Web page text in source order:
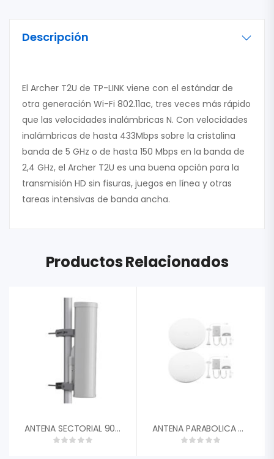
Descripción
El Archer T2U de TP-LINK viene con el estándar de
otra generación Wi-Fi 802.11ac, tres veces más rápido
que las velocidades inalámbricas N. Con velocidades
inalámbricas de hasta 433Mbps sobre la cristalina
banda de 5 GHz o de hasta 150 Mbps en la banda de
2,4 GHz, el Archer T2U es una buena opción para la
transmisión HD sin fisuras, juegos en línea y otras
tareas intensivas de banda ancha.
Productos Relacionados
ANTENA SECTORIAL 90-120 GRADOS 18DBI 4.9-5.97 GHZ 35DB CAMBIUM NETWORKS APMP5FA 2X CONECTOR RPSMA ANTENA PARABOLICA DE 28DBI TXPRO FRECUENCIA EXTENDIDA 4.8-6.5GHZ TXPD486528SMA VH 7 GRADOS DISTANCIA PROMEDIO HASTA 15KM CONECTORES SMA-MACHO INVERSO